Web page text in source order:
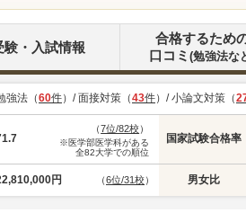
験・入試情報
合格するため
口コミ (勉強法な
強法（60件）/ 面接対策（43件）/ 小論文対策（
（7位/82校）
※医学部医学科がある
全82大学での順位
国家試験合格率
円 （6位/31校） 男女比